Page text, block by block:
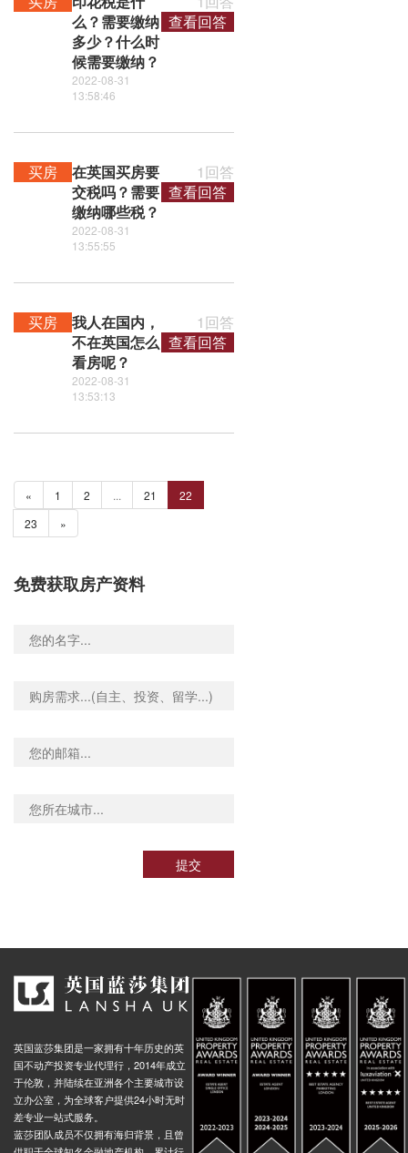
么？需要缴纳
多少？什么时
候需要缴纳？
2022-08-31
13:58:46
查看回答
买房
在英国买房要
交税吗？需要
缴纳哪些税？
2022-08-31
13:55:55
1回答
查看回答
买房
我人在国内，
不在英国怎么
看房呢？
2022-08-31
13:53:13
1回答
查看回答
« 1 2 ... 21
22
23
»
免费获取房产资料
提交
英国蓝莎集团是一家拥有十年历史的英
国不动产投资专业代理行，2014年成立
于伦敦，并陆续在亚洲各个主要城市设
立办公室，为全球客户提供24小时无时
差专业一站式服务。
蓝莎团队成员不仅拥有海归背景，且曾